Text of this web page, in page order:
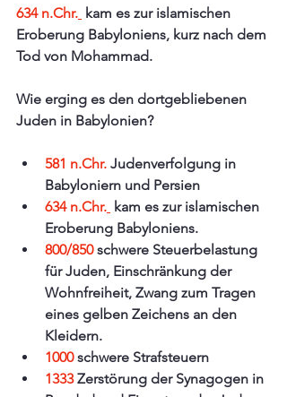
634 n.Chr. kam es zur islamischen
Eroberung Babyloniens, kurz nach dem
Tod von Mohammad.
Wie erging es den dortgebliebenen
Juden in Babylonien?
581 n.Chr. Judenverfolgung in
Babyloniern und Persien
634 n.Chr. kam es zur islamischen
Eroberung Babyloniens.
800/850 schwere Steuerbelastung
für Juden, Einschränkung der
Wohnfreiheit, Zwang zum Tragen
eines gelben Zeichens an den
Kleidern.
1000 schwere Strafsteuern
1333 Zerstörung der Synagogen in